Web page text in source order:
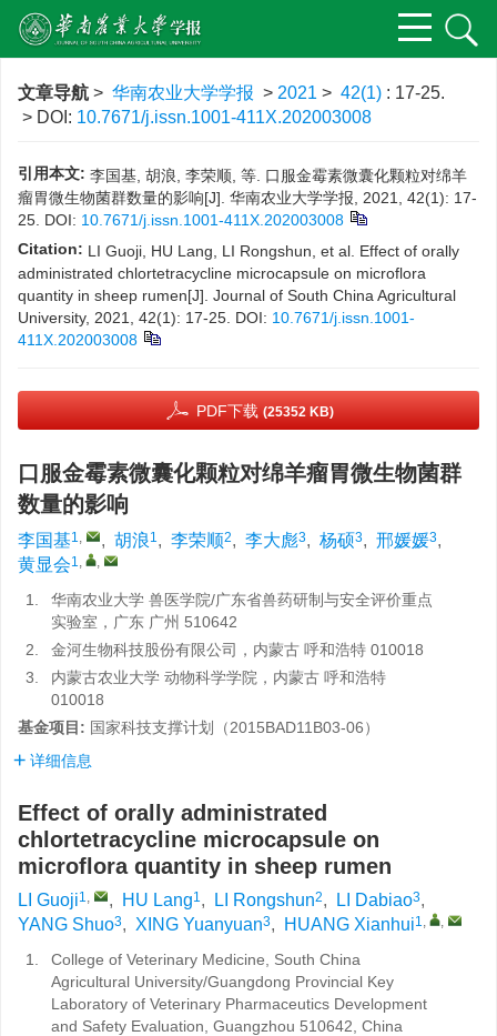
文章导航 > 华南农业大学学报 > 2021 > 42(1) : 17-25.
> DOI: 10.7671/j.issn.1001-411X.202003008
引用本文: 李国基, 胡浪, 李荣顺, 等. 口服金霉素微囊化颗粒对绵羊
瘤胃微生物菌群数量的影响[J]. 华南农业大学学报, 2021, 42(1): 17-
25. DOI: 10.7671/j.issn.1001-411X.202003008
Citation: LI Guoji, HU Lang, LI Rongshun, et al. Effect of orally
administrated chlortetracycline microcapsule on microflora
quantity in sheep rumen[J]. Journal of South China Agricultural
University, 2021, 42(1): 17-25. DOI: 10.7671/j.issn.1001-
411X.202003008
PDF下载 (25352 KB)
口服金霉素微囊化颗粒对绵羊瘤胃微生物菌群
数量的影响
李国基1, , 胡浪1, 李荣顺2, 李大彪3, 杨硕3, 邢媛媛3,
黄显会1, ,
1.
华南农业大学 兽医学院/广东省兽药研制与安全评价重点
实验室，广东 广州 510642
2.
金河生物科技股份有限公司，内蒙古 呼和浩特 010018
3.
内蒙古农业大学 动物科学学院，内蒙古 呼和浩特
010018
基金项目: 国家科技支撑计划（2015BAD11B03-06）
详细信息
Effect of orally administrated
chlortetracycline microcapsule on
microflora quantity in sheep rumen
LI Guoji1, , HU Lang1, LI Rongshun2, LI Dabiao3,
YANG Shuo3, XING Yuanyuan3, HUANG Xianhui1, ,
1.
College of Veterinary Medicine, South China
Agricultural University/Guangdong Provincial Key
Laboratory of Veterinary Pharmaceutics Development
and Safety Evaluation, Guangzhou 510642, China